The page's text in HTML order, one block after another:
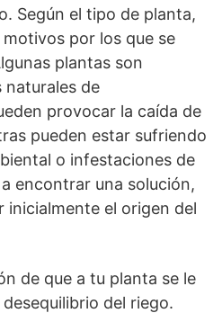
Según el tipo de planta,
por los que se
plantas son
naturales de
provocar la caída de
pueden estar sufriendo
o infestaciones de
encontrar una solución,
inicialmente el origen del
de que a tu planta se le
del riego.